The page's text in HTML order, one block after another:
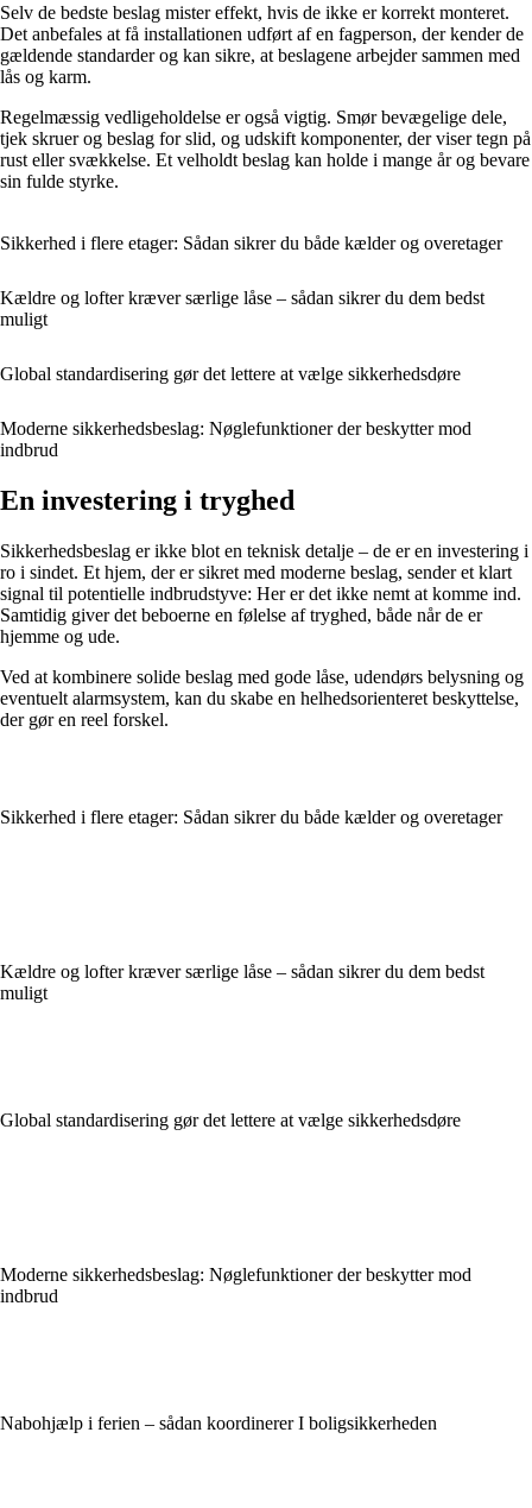
Selv de bedste beslag mister effekt, hvis de ikke er korrekt monteret.
Det anbefales at få installationen udført af en fagperson, der kender de
gældende standarder og kan sikre, at beslagene arbejder sammen med
lås og karm.
Regelmæssig vedligeholdelse er også vigtig. Smør bevægelige dele,
tjek skruer og beslag for slid, og udskift komponenter, der viser tegn på
rust eller svækkelse. Et velholdt beslag kan holde i mange år og bevare
sin fulde styrke.
Sikkerhed i flere etager: Sådan sikrer du både kælder og overetager
Kældre og lofter kræver særlige låse – sådan sikrer du dem bedst
muligt
Global standardisering gør det lettere at vælge sikkerhedsdøre
Moderne sikkerhedsbeslag: Nøglefunktioner der beskytter mod
indbrud
En investering i tryghed
Sikkerhedsbeslag er ikke blot en teknisk detalje – de er en investering i
ro i sindet. Et hjem, der er sikret med moderne beslag, sender et klart
signal til potentielle indbrudstyve: Her er det ikke nemt at komme ind.
Samtidig giver det beboerne en følelse af tryghed, både når de er
hjemme og ude.
Ved at kombinere solide beslag med gode låse, udendørs belysning og
eventuelt alarmsystem, kan du skabe en helhedsorienteret beskyttelse,
der gør en reel forskel.
Sikkerhed i flere etager: Sådan sikrer du både kælder og overetager
Kældre og lofter kræver særlige låse – sådan sikrer du dem bedst
muligt
Global standardisering gør det lettere at vælge sikkerhedsdøre
Moderne sikkerhedsbeslag: Nøglefunktioner der beskytter mod
indbrud
Nabohjælp i ferien – sådan koordinerer I boligsikkerheden